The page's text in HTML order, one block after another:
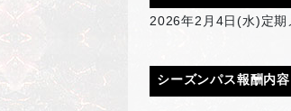
2026年2月4日(水)定
シーズンパス報酬内容